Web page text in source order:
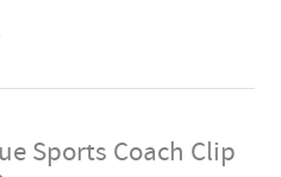
Sports Coach Clip